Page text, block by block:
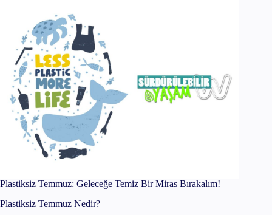
Plastiksiz Temmuz: Geleceğe Temiz Bir Miras Bırakalım!
Plastiksiz Temmuz Nedir?